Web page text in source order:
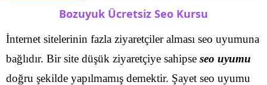
Bozuyuk Ücretsiz Seo Kursu
İnternet sitelerinin fazla ziyaretçiler alması seo uyumuna
bağlıdır. Bir site düşük ziyaretçiye sahipse seo uyumu
doğru şekilde yapılmamış demektir. Şayet seo uyumu